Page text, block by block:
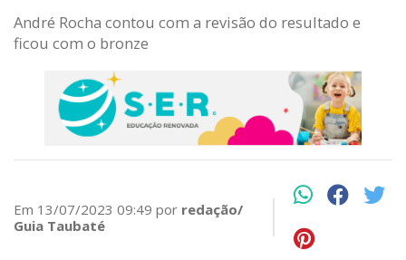
André Rocha contou com a revisão do resultado e
ficou com o bronze
Em 13/07/2023 09:49 por redação/
Guia Taubaté